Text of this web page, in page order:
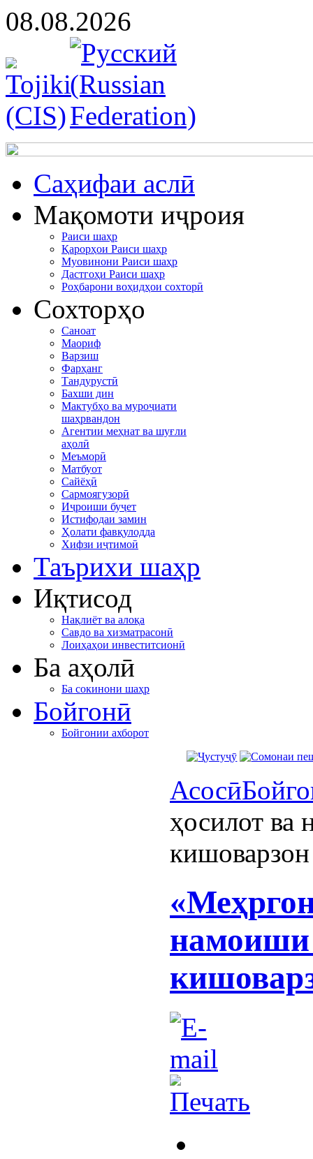
08.08.2026
Cаҳифаи аслӣ
Мақомоти иҷроия
Раиси шаҳр
Қарорҳои Раиси шаҳр
Муовинони Раиси шаҳр
Дастгоҳи Раиси шаҳр
Роҳбарони воҳидҳои сохторӣ
Сохторҳо
Саноат
Маориф
Варзиш
Фарҳанг
Тандурустӣ
Бахши дин
Мактубҳо ва муроҷиати
шаҳрвандон
Агентии меҳнат ва шуғли
аҳолӣ
Меъморӣ
Матбуот
Сайёҳӣ
Сармоягузорӣ
Иҷроиши буҷет
Истифодаи замин
Ҳолати фавқулодда
Хифзи иҷтимоӣ
Таърихи шаҳр
Иқтисод
Нақлиёт ва алоқа
Савдо ва хизматрасонӣ
Лоиҳаҳои инвеститсионӣ
Ба аҳолӣ
Ба сокинони шаҳр
Бойгонӣ
Бойгонии ахборот
Асосӣ
ҳосилот ва
намоиши